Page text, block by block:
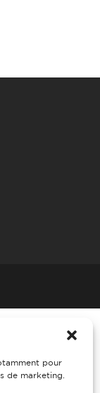
pour
de marketing.